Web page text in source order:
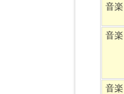
音楽
音楽
音楽